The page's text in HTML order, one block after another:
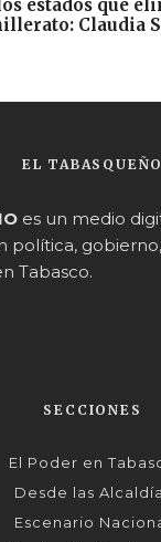
estados que
Claudia
EL TABASQUEÑO
es un medio
política,
Tabasco.
SECCIONES
El Poder en
Desde las
Escenario